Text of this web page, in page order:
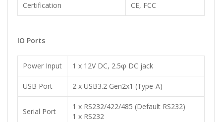
Certification CE, FCC
IO Ports
Power Input 1 x 12V DC, 2.5φ DC jack
USB Port 2 x USB3.2 Gen2x1 (Type-A)
Serial Port
1 x RS232/422/485 (Default RS232)
1 x RS232